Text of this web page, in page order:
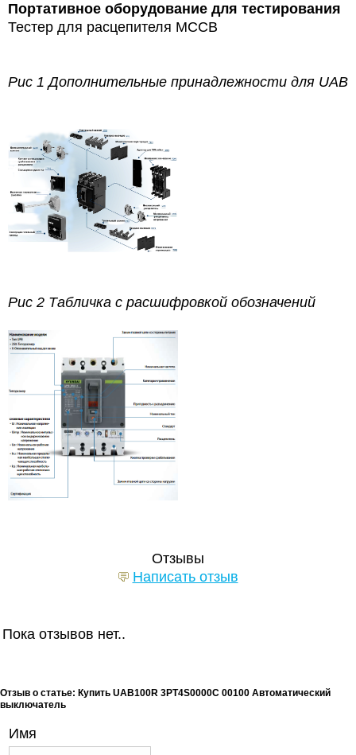
Портативное оборудование для тестирования
Тестер для расцепителя MCCB
Рис 1 Дополнительные принадлежности для UAB
Рис 2 Табличка с расшифровкой обозначений
Отзывы
Написать отзыв
Пока отзывов нет..
Отзыв о статье: Купить UAB100R 3PT4S0000C 00100 Автоматический
выключатель
Имя